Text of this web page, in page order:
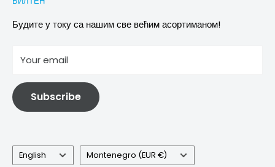
Images & references
Политика отказивања
Услови
Информације о електричној и електронској опреми
Будите у току са нашим све већим асортиманом!
Your email
Subscribe
Language
English Country/region
Montenegro (EUR €)